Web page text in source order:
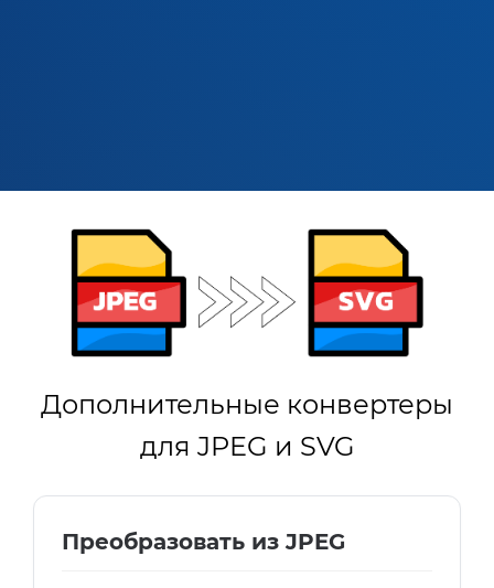
Дополнительные конвертеры
для JPEG и SVG
Преобразовать из JPEG